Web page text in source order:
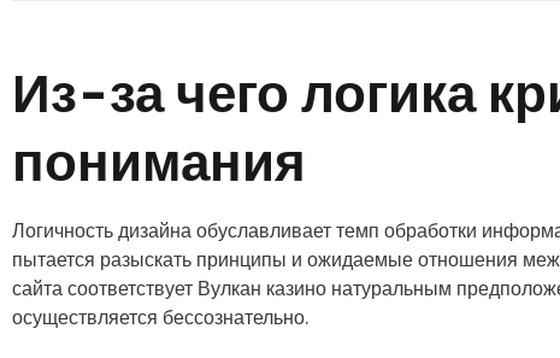
Из-за чего логика
понимания
Логичность дизайна обуславливает темп обработки
пытается разыскать принципы и ожидаемые отношения
сайта соответствует Вулкан казино натуральным
осуществляется бессознательно.